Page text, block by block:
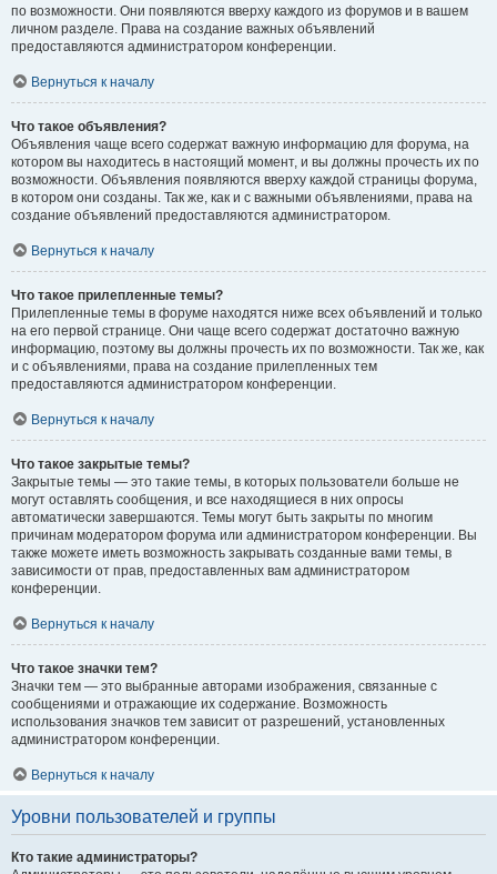
по возможности. Они появляются вверху каждого из форумов и в вашем
личном разделе. Права на создание важных объявлений
предоставляются администратором конференции.
Вернуться к началу
Что такое объявления?
Объявления чаще всего содержат важную информацию для форума, на
котором вы находитесь в настоящий момент, и вы должны прочесть их по
возможности. Объявления появляются вверху каждой страницы форума,
в котором они созданы. Так же, как и с важными объявлениями, права на
создание объявлений предоставляются администратором.
Вернуться к началу
Что такое прилепленные темы?
Прилепленные темы в форуме находятся ниже всех объявлений и только
на его первой странице. Они чаще всего содержат достаточно важную
информацию, поэтому вы должны прочесть их по возможности. Так же, как
и с объявлениями, права на создание прилепленных тем
предоставляются администратором конференции.
Вернуться к началу
Что такое закрытые темы?
Закрытые темы — это такие темы, в которых пользователи больше не
могут оставлять сообщения, и все находящиеся в них опросы
автоматически завершаются. Темы могут быть закрыты по многим
причинам модератором форума или администратором конференции. Вы
также можете иметь возможность закрывать созданные вами темы, в
зависимости от прав, предоставленных вам администратором
конференции.
Вернуться к началу
Что такое значки тем?
Значки тем — это выбранные авторами изображения, связанные с
сообщениями и отражающие их содержание. Возможность
использования значков тем зависит от разрешений, установленных
администратором конференции.
Вернуться к началу
Уровни пользователей и группы
Кто такие администраторы?